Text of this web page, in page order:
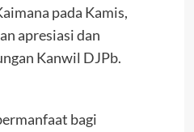
pada Kamis,
apresiasi dan
Kanwil DJPb.
bagi